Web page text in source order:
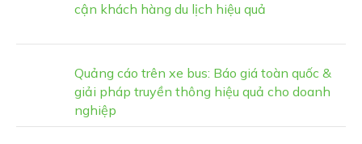
cận khách hàng du lịch hiệu quả
Quảng cáo trên xe bus: Báo giá toàn quốc &
giải pháp truyền thông hiệu quả cho doanh
nghiệp